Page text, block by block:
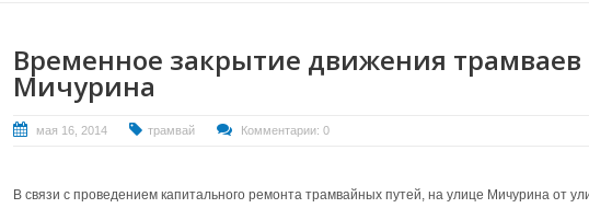
Временное закрытие движения трамваев
Мичурина
мая 16, 2014 трамвай Комментарии: 0
В связи с проведением капитального ремонта трамвайных путей, на улице Мичурина от